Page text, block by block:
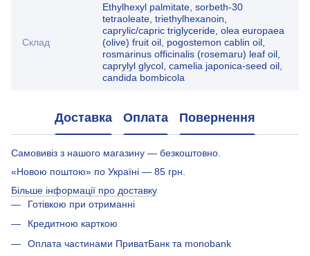
Склад
Ethylhexyl palmitate, sorbeth-30
tetraoleate, triethylhexanoin,
caprylic/capric triglyceride, olea europaea
(olive) fruit oil, pogostemon cablin oil,
rosmarinus officinalis (rosemaru) leaf oil,
caprylyl glycol, camelia japonica-seed oil,
candida bombicola
Доставка Оплата Повернення
Самовивіз з нашого магазину — безкоштовно.
«Новою поштою» по Україні — 85 грн.
Більше інформації про доставку
Готівкою при отриманні
Кредитною карткою
Оплата частинами ПриватБанк та monobank